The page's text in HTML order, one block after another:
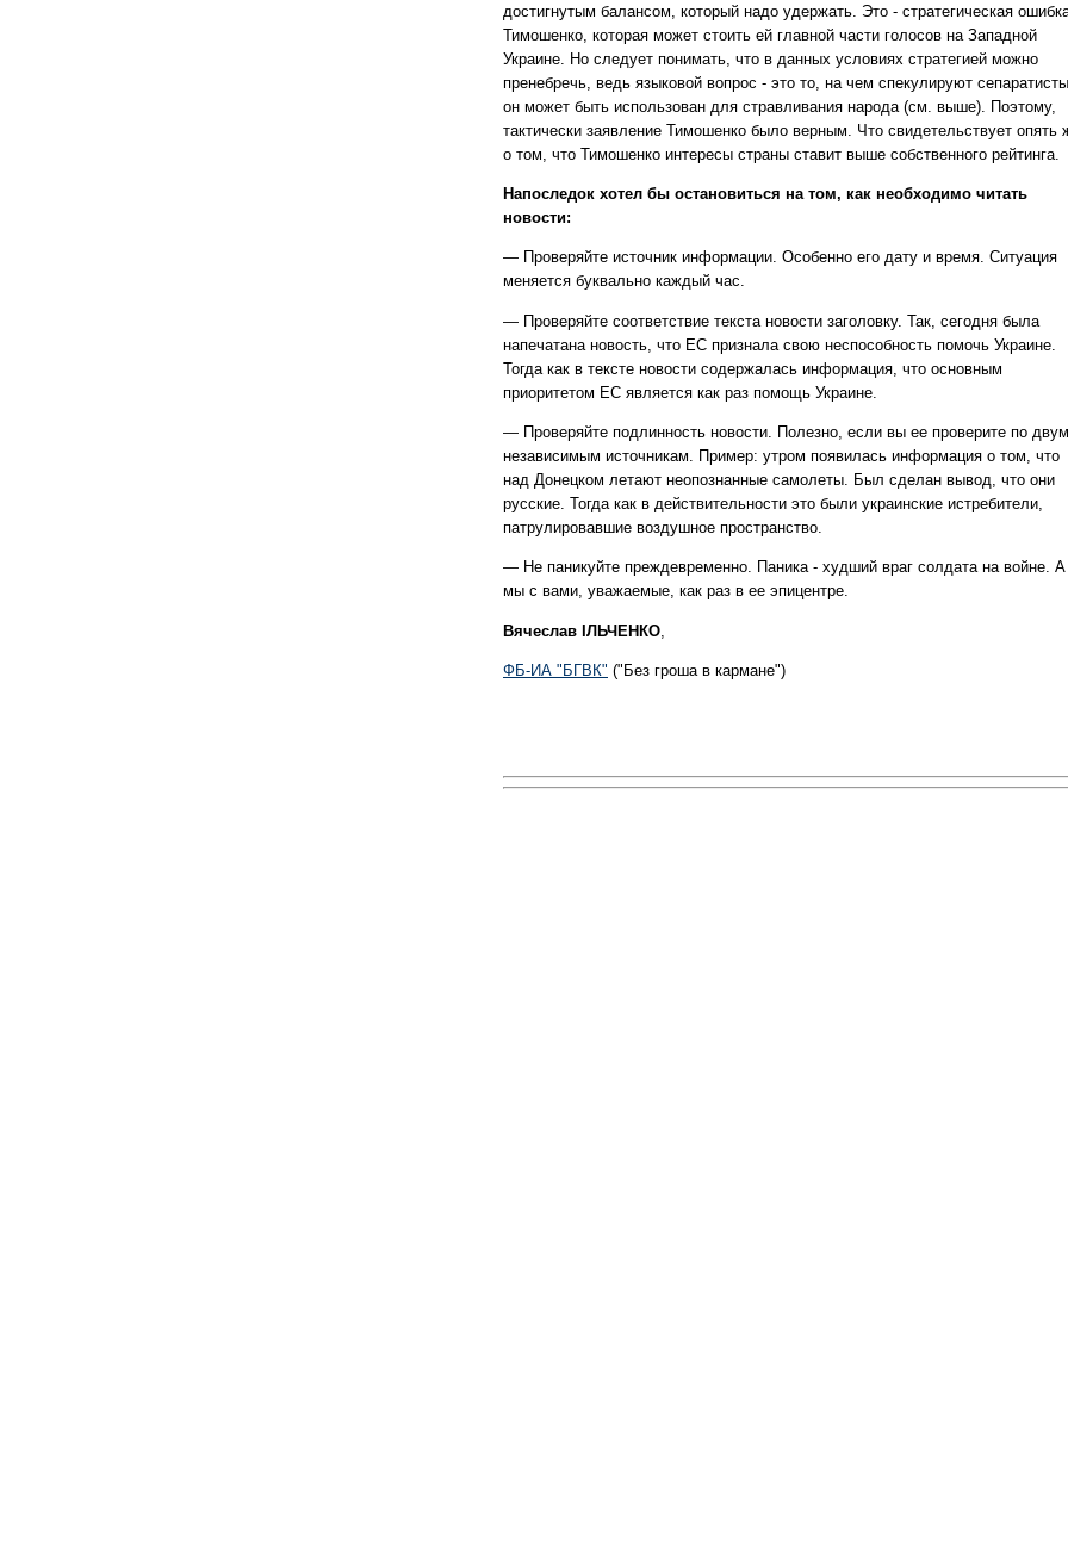
достигнутым балансом, который надо удержать. Это - стратегическая
Тимошенко, которая может стоить ей главной части голосов на Западной
Украине. Но следует понимать, что в данных условиях стратегией можно
пренебречь, ведь языковой вопрос - это то, на чем спекулируют
он может быть использован для стравливания народа (см. выше). Поэтому,
тактически заявление Тимошенко было верным. Что свидетельствует опять
о том, что Тимошенко интересы страны ставит выше собственного рейтинга.
Напоследок хотел бы остановиться на том, как необходимо читать
новости:
— Проверяйте источник информации. Особенно его дату и время. Ситуация
меняется буквально каждый час.
— Проверяйте соответствие текста новости заголовку. Так, сегодня была
напечатана новость, что ЕС признала свою неспособность помочь Украине.
Тогда как в тексте новости содержалась информация, что основным
приоритетом ЕС является как раз помощь Украине.
— Проверяйте подлинность новости. Полезно, если вы ее проверите по двум
независимым источникам. Пример: утром появилась информация о том, что
над Донецком летают неопознанные самолеты. Был сделан вывод, что они
русские. Тогда как в действительности это были украинские истребители,
патрулировавшие воздушное пространство.
— Не паникуйте преждевременно. Паника - худший враг солдата на войне. А
мы с вами, уважаемые, как раз в ее эпицентре.
Вячеслав ІЛЬЧЕНКО
ФБ-ИА "БГВК" ("Без гроша в кармане")